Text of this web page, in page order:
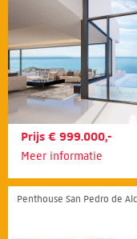
Prijs € 999.000,-
Meer informatie
Penthouse San Pedro de